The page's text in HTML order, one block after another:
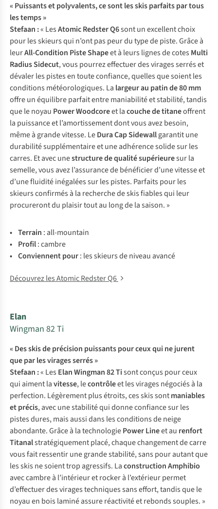
« Puissants et polyvalents, ce sont les skis parfaits par tous
les temps »
Stefaan :« LesAtomic Redster Q6sont un excellent choix
pour les skieurs qui n’ont pas peur du type de piste. Grâce à
leurAll-Condition Piste Shapeet à leurs lignes de cotes Multi
Radius Sidecut, vous pourrez effectuer des virages serrés et
dévaler les pistes en toute confiance, quelles que soient les
conditions météorologiques. La largeur au patin de 80 mm
offre un équilibre parfait entre maniabilité et stabilité, tandis
que le noyau Power Woodcoreet lacouche de titaneoffrent
la puissance et l’amortissement dont vous avez besoin,
même à grande vitesse. LeDura Cap Sidewallgarantit une
durabilité supplémentaire et une adhérence solide sur les
carres. Et avec unestructure de qualité supérieuresur la
semelle, vous avez l’assurance de bénéficier d’une vitesse et
d’une fluidité inégalées sur les pistes. Parfaits pour les
skieurs confirmés à la recherche de skis fiables qui leur
procureront du plaisir tout au long de la saison. »
• Terrain : all-mountain
• Profil:cambre
• Conviennentpour: lesskieursdeniveau avancé
Découvrez les Atomic Redster Q6
Elan
Wingman 82 Ti
« Des skis de précision puissants pour ceux qui ne jurent
que par les virages serrés »
Stefaan :« Les Elan Wingman 82 Tisont conçus pour ceux
qui aiment lavitesse, lecontrôleet les virages négociés à la
perfection. Légèrement plus étroits, ces skis sontmaniables
et précis, avec une stabilité qui donne confiance sur les
pistes dures, mais aussi dans les conditions de neige
abondante. Grâce à la technologiePower Lineet au renfort
Titanalstratégiquement placé, chaque changement de carre
vous fait ressentir une grande stabilité, sans pour autant que
les skis ne soient trop agressifs. Laconstruction Amphibio
avec cambre à l’intérieur et rocker à l’extérieur permet
d’effectuer des virages techniques sans effort, tandis que le
noyau en bois laminé assure réactivité et rebonds souples. »